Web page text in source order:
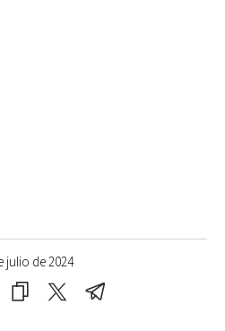
julio de 2024